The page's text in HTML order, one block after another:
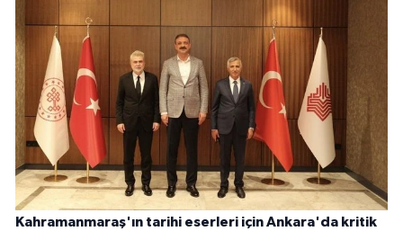
Kahramanmaraş'ın tarihi eserleri için Ankara'da kritik